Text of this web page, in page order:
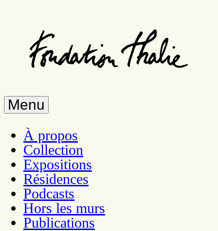
Menu
À propos
Collection
Expositions
Résidences
Podcasts
Hors les murs
Publications